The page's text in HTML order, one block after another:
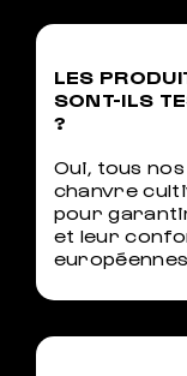
LES
SONT-ILS
?
Oui, tous
chanvre
pour
et leur